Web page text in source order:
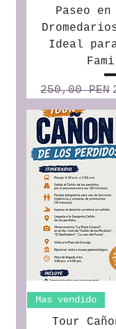
Paseo
Ideal
Precio
250,00 PEN
Mas vendido
Tour